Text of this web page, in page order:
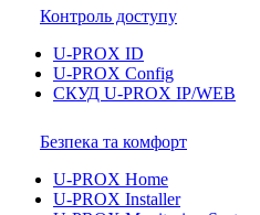
Контроль доступу
U-PROX ID
U-PROX Config
СКУД U-PROX IP/WEB
Безпека та комфорт
U-PROX Home
U-PROX Installer